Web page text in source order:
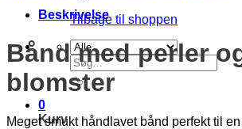
Tilbage til shoppen
Søg
efter:
0
Kurv
Beskrivelse
Bånd med perler
blomster
Meget smukt håndlavet bånd perfekt til